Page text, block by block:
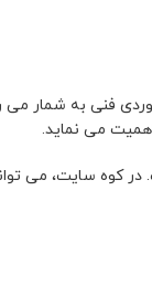
فنی به شمار
می نماید.
کوه سایت، می